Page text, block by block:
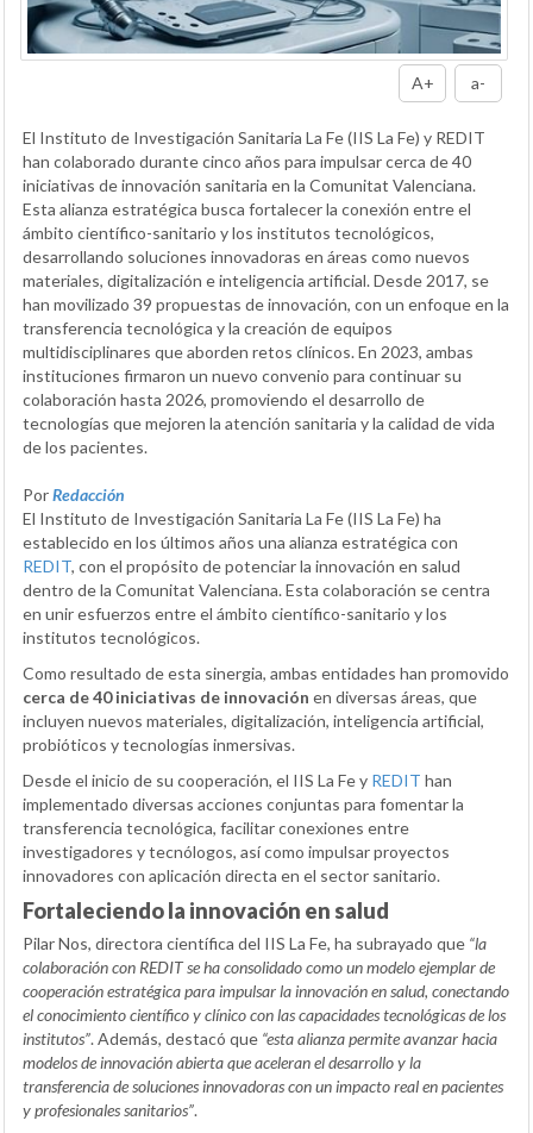
A+ a-
El Instituto de Investigación Sanitaria La Fe (IIS La Fe) y REDIT
han colaborado durante cinco años para impulsar cerca de 40
iniciativas de innovación sanitaria en la Comunitat Valenciana.
Esta alianza estratégica busca fortalecer la conexión entre el
ámbito científico-sanitario y los institutos tecnológicos,
desarrollando soluciones innovadoras en áreas como nuevos
materiales, digitalización e inteligencia artificial. Desde 2017, se
han movilizado 39 propuestas de innovación, con un enfoque en la
transferencia tecnológica y la creación de equipos
multidisciplinares que aborden retos clínicos. En 2023, ambas
instituciones firmaron un nuevo convenio para continuar su
colaboración hasta 2026, promoviendo el desarrollo de
tecnologías que mejoren la atención sanitaria y la calidad de vida
de los pacientes.
PorRedacción
El Instituto de Investigación Sanitaria La Fe (IIS La Fe) ha
establecido en los últimos años una alianza estratégica con
REDIT, con el propósito de potenciar la innovación en salud
dentro de la Comunitat Valenciana. Esta colaboración se centra
en unir esfuerzos entre el ámbito científico-sanitario y los
institutos tecnológicos.
Como resultado de esta sinergia, ambas entidades han promovido
cerca de 40 iniciativas de innovación en diversas áreas, que
incluyen nuevos materiales, digitalización, inteligencia artificial,
probióticos y tecnologías inmersivas.
Desde el inicio de su cooperación, el IIS La Fe y REDIT han
implementado diversas acciones conjuntas para fomentar la
transferencia tecnológica, facilitar conexiones entre
investigadores y tecnólogos, así como impulsar proyectos
innovadores con aplicación directa en el sector sanitario.
Fortaleciendo la innovación en salud
Pilar Nos, directora científica del IIS La Fe, ha subrayado que “la
colaboración con REDIT se ha consolidado como un modelo ejemplar de
cooperación estratégica para impulsar la innovación en salud, conectando
el conocimiento científico y clínico con las capacidades tecnológicas de los
institutos”. Además, destacó que “esta alianza permite avanzar hacia
modelos de innovación abierta que aceleran el desarrollo y la
transferencia de soluciones innovadoras con un impacto real en pacientes
y profesionales sanitarios”.